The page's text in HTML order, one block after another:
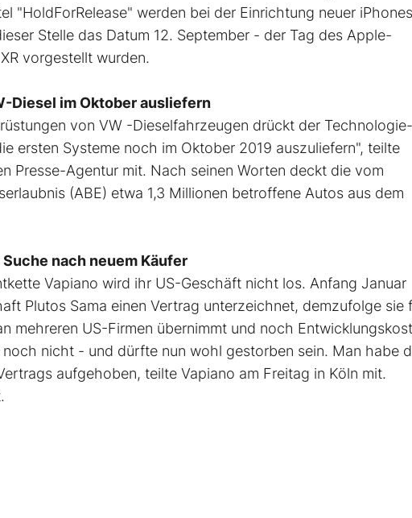
"HoldForRelease" werden bei der Einrichtung neuer iPhones
Stelle das Datum 12. September - der Tag des Apple-
vorgestellt wurden.
Diesel im Oktober ausliefern
von VW -Dieselfahrzeugen drückt der Technologie-
ersten Systeme noch im Oktober 2019 auszuliefern", teilte
Presse-Agentur mit. Nach seinen Worten deckt die vom
(ABE) etwa 1,3 Millionen betroffene Autos aus dem
nach neuem Käufer
Vapiano wird ihr US-Geschäft nicht los. Anfang Januar
Plutos Sama einen Vertrag unterzeichnet, demzufolge sie
mehreren US-Firmen übernimmt und noch
nicht - und dürfte nun wohl gestorben sein. Man habe
aufgehoben, teilte Vapiano am Freitag in Köln mit.